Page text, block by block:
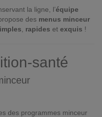
la ligne, l’équipe
des menus minceur
rapides et exquis !
santé
des programmes minceur